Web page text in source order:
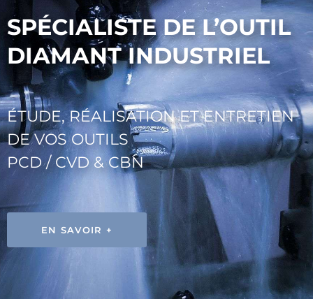
SPÉCIALISTE DE L’OUTIL
DIAMANT INDUSTRIEL
ÉTUDE, RÉALISATION ET ENTRETIEN
DE VOS OUTILS
PCD / CVD & CBN
EN SAVOIR +